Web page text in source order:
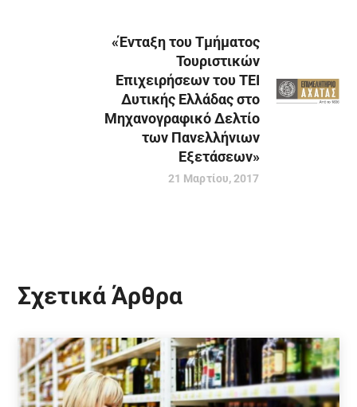
«Ένταξη του Τμήματος
Τουριστικών
Επιχειρήσεων του ΤΕΙ
Δυτικής Ελλάδας στο
Μηχανογραφικό Δελτίο
των Πανελλήνιων
Εξετάσεων»
21 Μαρτίου, 2017
Σχετικά Άρθρα